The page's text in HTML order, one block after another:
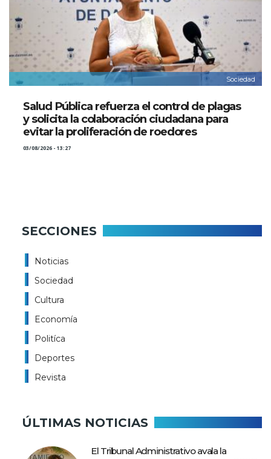
Sociedad
Salud Pública refuerza el control de plagas
y solicita la colaboración ciudadana para
evitar la proliferación de roedores
03/08/2026 - 13:27
SECCIONES
Noticias
Sociedad
Cultura
Economía
Politíca
Deportes
Revista
ÚLTIMAS NOTICIAS
El Tribunal Administrativo avala la